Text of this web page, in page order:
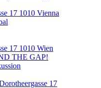
17 1010 Vienna
17 1010 Wien
THE GAP!
17